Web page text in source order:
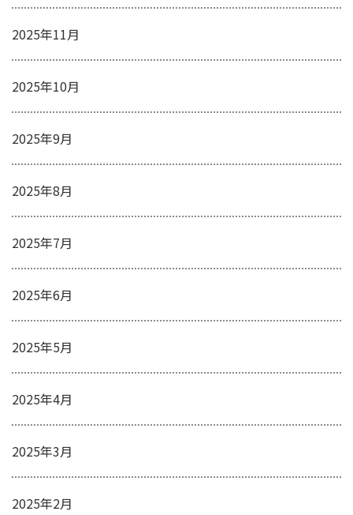
2025年11月
2025年10月
2025年9月
2025年8月
2025年7月
2025年6月
2025年5月
2025年4月
2025年3月
2025年2月